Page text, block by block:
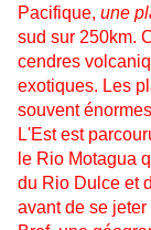
Pacifique, une
sud sur 250km.
cendres
exotiques. Les
souvent
L'Est est
le Rio Motagua
du Rio Dulce et
avant de se